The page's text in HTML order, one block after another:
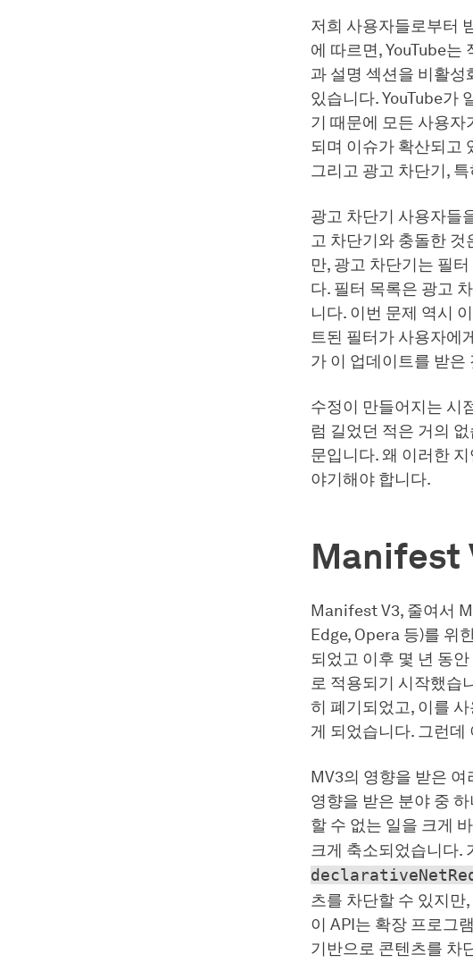
저희 사용자들로부터
에 따르면, YouTube는
과 설명 섹션을 비활성
있습니다. YouTube가
기 때문에 모든 사용자
되며 이슈가 확산되고
그리고 광고 차단기,
광고 차단기 사용자들
고 차단기와 충돌한 것
만, 광고 차단기는 필
다. 필터 목록은 광고
니다. 이번 문제 역시
트된 필터가 사용자에
가 이 업데이트를 받은
수정이 만들어지는 시
럼 길었던 적은 거의
문입니다. 왜 이러한
야기해야 합니다.
Manifest
Manifest V3, 줄여서
Edge, Opera 등)를 위
되었고 이후 몇 년 동
로 적용되기 시작했습
히 폐기되었고, 이를
게 되었습니다. 그런데
MV3의 영향을 받은
영향을 받은 분야 중
할 수 없는 일을 크게
크게 축소되었습니다.
츠를 차단할 수 있지만,
이 API는 확장 프로그
기반으로 콘텐츠를 차